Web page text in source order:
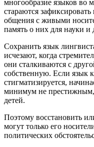
многообразие языков во
стараются
общения с живыми
память о них для науки и
Сохранить язык
исчезают, когда
они сталкиваются с
собственную. Если язык
стигматизируется,
минимум не престижным,
детей.
Поэтому восстановить
могут только его
политических